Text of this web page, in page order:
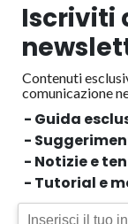
Iscriviti
Contenuti
comunicazione
- Guida
-
- Notizie e
- Tutorial e